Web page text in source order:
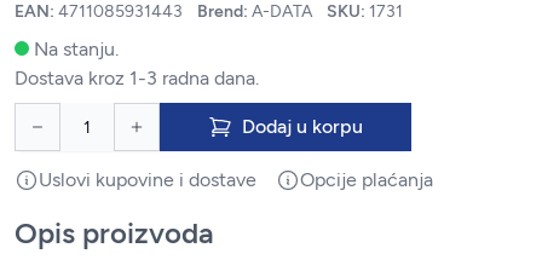
EAN: 4711085931443 Brend: A-DATA SKU: 1731
Na stanju.
Dostava kroz 1-3 radna dana.
Dodaj u korpu
Uslovi kupovine i dostave Opcije plaćanja
Opis proizvoda